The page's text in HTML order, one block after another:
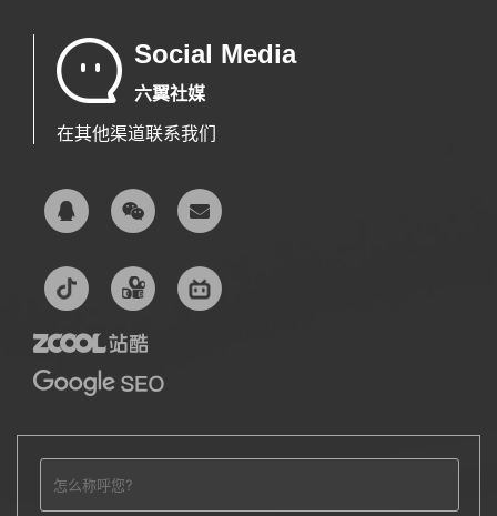
Social Media
六翼社媒
在其他渠道联系我们